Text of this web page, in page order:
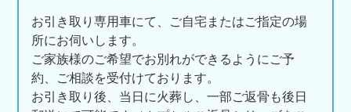
お引き取り専用車にて、ご自宅またはご指定の場
所にお伺いします。
ご家族様のご希望でお別れができるようにご予
約、ご相談を受付けております。
お引き取り後、当日に火葬し、一部ご返骨も後日